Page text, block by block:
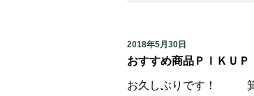
2018年5月30日
おすすめ商品ＰＩＫ
お久しぶりです！ 箕